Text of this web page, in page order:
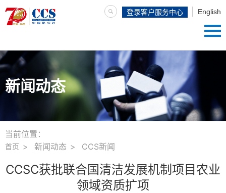
English
登录客户服务中心
新闻动态
当前位置：
首页 新闻动态 CCS新闻
CCSC获批联合国清洁发展机制项目农业
领域资质扩项